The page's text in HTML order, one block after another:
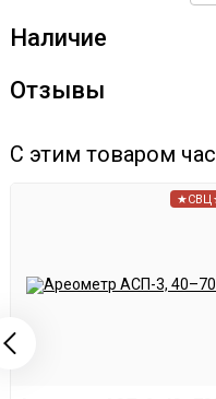
Устройство совместимо
Наличие
Отзывы
С этим товаром